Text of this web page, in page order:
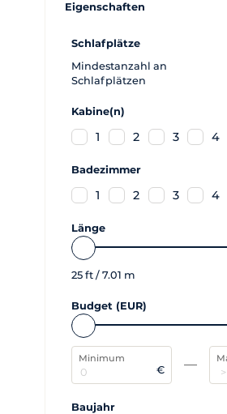
Eigenschaften
Schlafplätze
Mindestanzahl an
Schlafplätzen
Kabine(n)
1 2 3 4
Badezimmer
1 2 3 4
Länge
25 ft / 7.01 m
Budget (EUR)
Minimum
€
Baujahr